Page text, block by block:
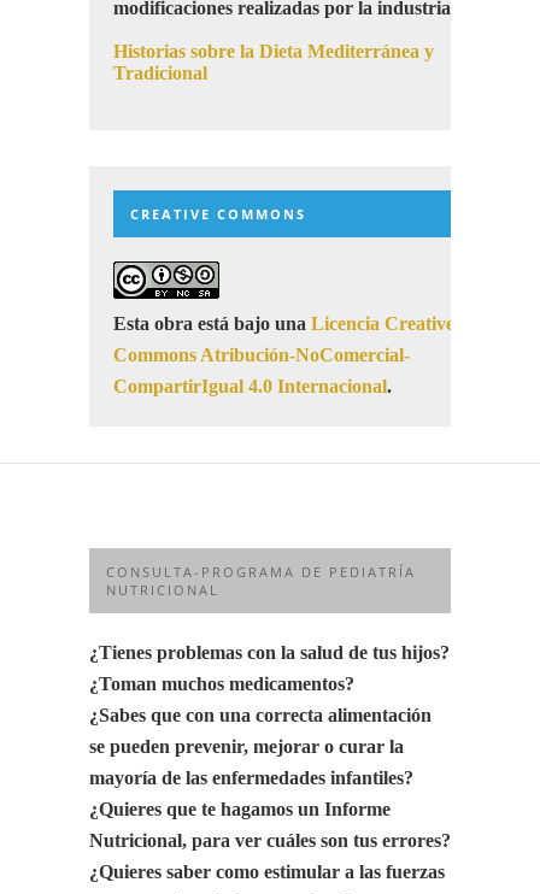
modificaciones realizadas por la industria
Historias sobre la Dieta Mediterránea y
Tradicional
CREATIVE COMMONS
Esta obra está bajo una Licencia Creative
Commons Atribución-NoComercial-
CompartirIgual 4.0 Internacional.
CONSULTA-PROGRAMA DE PEDIATRÍA
NUTRICIONAL
¿Tienes problemas con la salud de tus hijos?
¿Toman muchos medicamentos?
¿Sabes que con una correcta alimentación
se pueden prevenir, mejorar o curar la
mayoría de las enfermedades infantiles?
¿Quieres que te hagamos un Informe
Nutricional, para ver cuáles son tus errores?
¿Quieres saber como estimular a las fuerzas